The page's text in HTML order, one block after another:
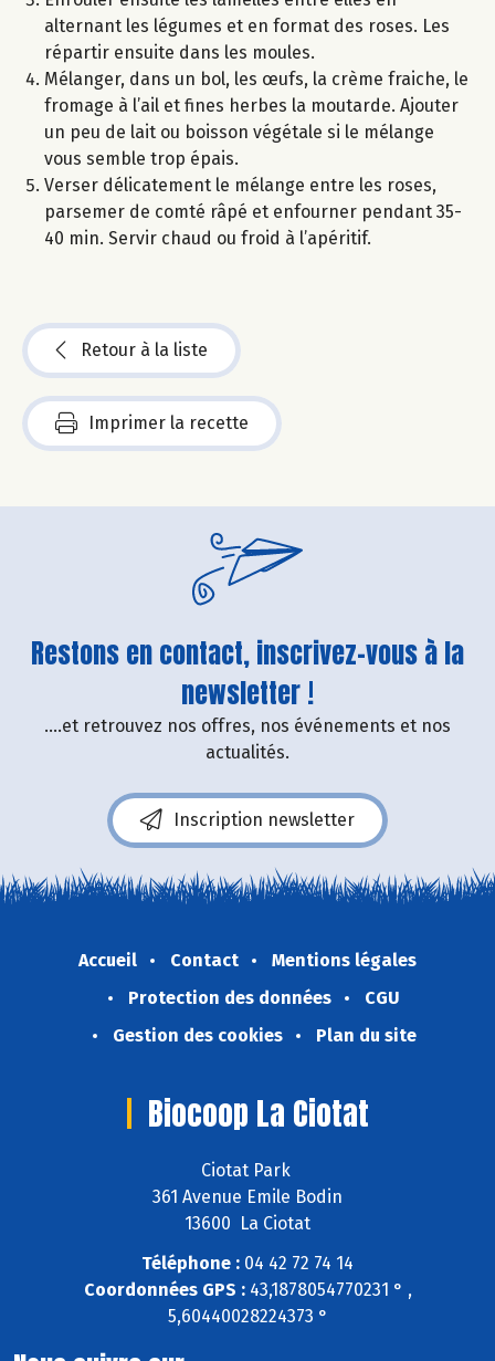
alternant les légumes et en format des roses. Les
répartir ensuite dans les moules.
Mélanger, dans un bol, les œufs, la crème fraiche, le
fromage à l’ail et fines herbes la moutarde. Ajouter
un peu de lait ou boisson végétale si le mélange
vous semble trop épais.
Verser délicatement le mélange entre les roses,
parsemer de comté râpé et enfourner pendant 35-
40 min. Servir chaud ou froid à l’apéritif.
Retour à la liste
Imprimer la recette
Restons en contact, inscrivez-vous à la
newsletter !
....et retrouvez nos offres, nos événements et nos
actualités.
Inscription newsletter
Accueil Contact
Mentions légales
Protection des données
CGU
Gestion des cookies
Plan du site
Biocoop La Ciotat
Ciotat Park
361 Avenue Emile Bodin
13600 La Ciotat
Téléphone : 04 42 72 74 14
Coordonnées GPS :43,1878054770231 ° ,
5,60440028224373 °